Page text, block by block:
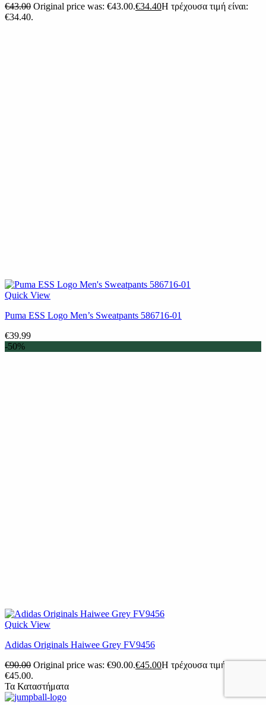
€43.00 Original price was: €43.00.€34.40Η τρέχουσα τιμή είναι:
€34.40.
Quick View
Puma ESS Logo Men’s Sweatpants 586716-01
€39.99
-50%
Quick View
Adidas Originals Haiwee Grey FV9456
€90.00 Original price was: €90.00.€45.00Η τρέχουσα τιμή είναι:
€45.00.
Τα Καταστήματα